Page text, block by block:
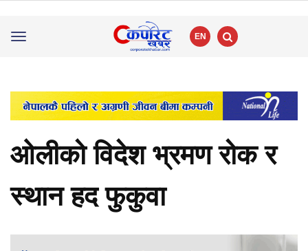
Toggle
EN
ओलीको विदेश भ्रमण रोक र
स्थान हद फुकुवा